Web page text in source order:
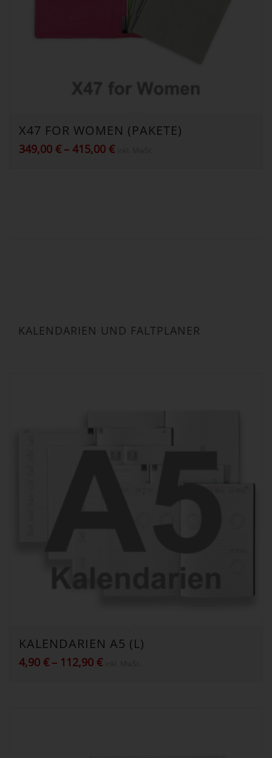
X47 FOR WOMEN (PAKETE)
349,00 € – 415,00 €Preisspanne:
KALENDARIEN UND FALTPLANER
KALENDARIEN A5 (L)
4,90 € – 112,90 €Preisspanne: